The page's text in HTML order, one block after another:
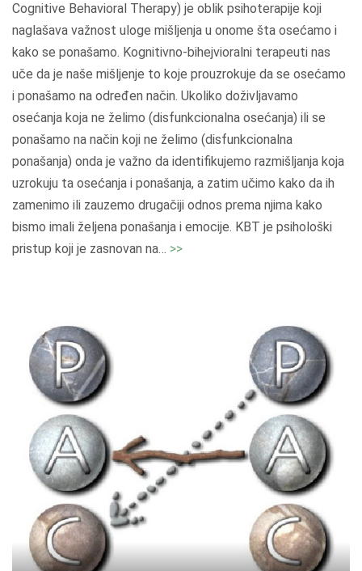
h
o
t
e
r
a
p
i
j
a
"
Cognitive Behavioral Therapy) je oblik psihoterapije koji
naglašava važnost uloge mišljenja u onome šta osećamo i
kako se ponašamo. Kognitivno-bihejvioralni terapeuti nas
uče da je naše mišljenje to koje prouzrokuje da se osećamo
i ponašamo na određen način. Ukoliko doživljavamo
osećanja koja ne želimo (disfunkcionalna osećanja) ili se
ponašamo na način koji ne želimo (disfunkcionalna
ponašanja) onda je važno da identifikujemo razmišljanja koja
uzrokuju ta osećanja i ponašanja, a zatim učimo kako da ih
zamenimo ili zauzemo drugačiji odnos prema njima kako
bismo imali željena ponašanja i emocije. KBT je psihološki
pristup koji je zasnovan na… >>"
o
h